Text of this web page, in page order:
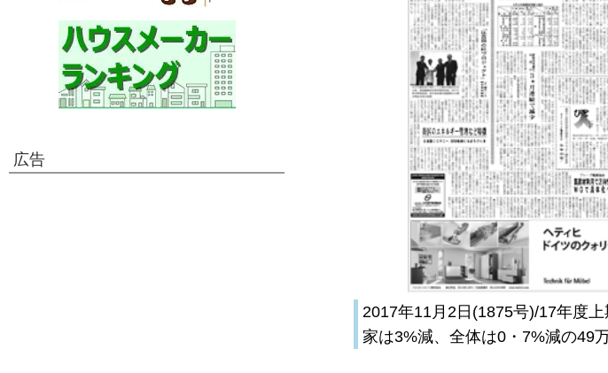
2017年11月2日(1875号)/17年度
家は3%減、全体は0・7%減の49
広告